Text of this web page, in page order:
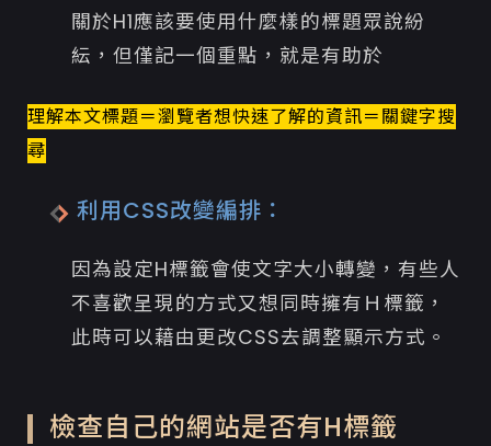
關於H1應該要使用什麼樣的標題眾說紛
紜，但僅記一個重點，就是有助於
理解本文標題＝瀏覽者想快速了解的資訊＝關鍵字搜
尋
利用CSS改變編排：
因為設定H標籤會使文字大小轉變，有些人
不喜歡呈現的方式又想同時擁有Ｈ標籤，
此時可以藉由更改CSS去調整顯示方式。
檢查自己的網站是否有H標籤